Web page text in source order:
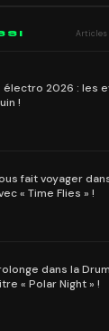
Articles
électro 2026 : les
!
fait voyager
« Time Flies » !
dans la
« Polar Night » !